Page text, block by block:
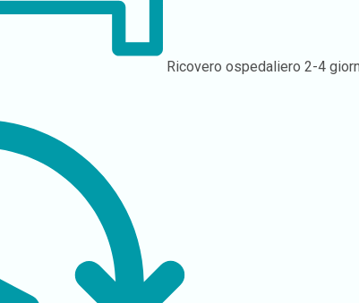
Ricovero ospedaliero 2-4